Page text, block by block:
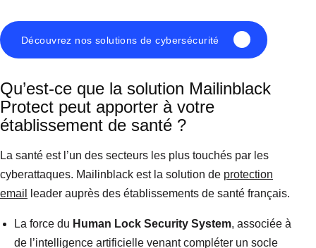
Découvrez nos solutions de cybersécurité
Qu’est-ce que la solution Mailinblack
Protect peut apporter à votre
établissement de santé ?
La santé est l’un des secteurs les plus touchés par les
cyberattaques. Mailinblack est la solution de protection
email
leader auprès des établissements de santé français.
La force du Human Lock Security System, associée à
de l’intelligence artificielle venant compléter un socle